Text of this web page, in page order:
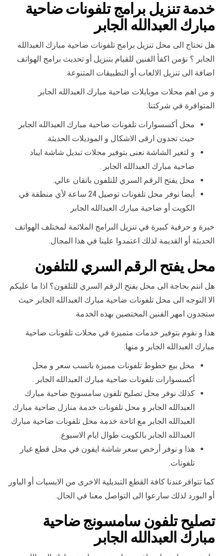
خدمة تنزيل برامج تلفونات ضاحية
مبارك العبدالله الجابر
هل تحتاج الى محل تنزيل برامج تلفونات ضاحية مبارك العبدالله
الجابر ؟ نؤمن اكفأ الفنين للقيام بتنزيل أو تحديث برامج الهواتف
اضافة الى تنزيل الالعاب أو التطبيقات المتنوعة.
و من اهم محلات موبايلات ضاحية مبارك العبدالله الجابر
المتوافرة في شركتنا:
محل أكسسوارات تلفونات ضاحية مبارك العبدالله الجابر
حيث تجدون ارقى الاشكال و الموديلات الحديثة.
و لتغير الشاشة نعنى بتوفير محلات تبديل شاشة ايباد
ضاحية مبارك العبدالله الجابر .
محل يفتح الرقم السري للتلفون باتقان عالي.
أيضا نوفر محل تلفونات توصيل 24 ساعة لأي منطقة في
الكويت أو ضاحية مبارك العبدالله الجابر .
خبرة و حرفية كبيرة في تنزيل البرامج الملائمة لمختلف الهواتف
الحديثة أو القديمة لذلك اعتمدوا علينا في هذا المجال.
محل يفتح الرقم السري للتلفون
هل انتم بحاجة الى محل يفتح الرقم السري للتلفون؟ اذا ما عليكم
الا التوجه الى محل تلفونات ضاحية مبارك العبدالله الجابر حيث
ستجدون امهر الفنين المختصين بهذه الخدمة.
هذا و نقوم بتوفير خدمات متميزة في محلات تلفونات ضاحية
مبارك العبدالله الجابر و منها:
محل بيع خطوط تلفونات مميزة بانسب سعر و محل
أكسسوارات تلفونات ضاحية مبارك العبدالله الجابر .
كذلك نوفر محل تصليح تلفون سامسونج ضاحية مبارك
العبدالله الجابر و محل تلفونات خدمة منازل ضاحية مبارك
العبدالله الجابر مع اتاحة خدمة محل تلفونات ضاحية مبارك
العبدالله الجابر بالكويت طوال ايام الاسبوع.
هذا و نوفر أرخص سعر شاشة ايفون في محل قطع غيار
تلفونات.
كما تتوافرعندنا كافة القطع التبديلية الاخرى من الايسيات أو الباور
أو البورد لذلك سارعوا الى التواصل معنا في الحال.
تصليح تلفون سامسونج ضاحية
مبارك العبدالله الجابر